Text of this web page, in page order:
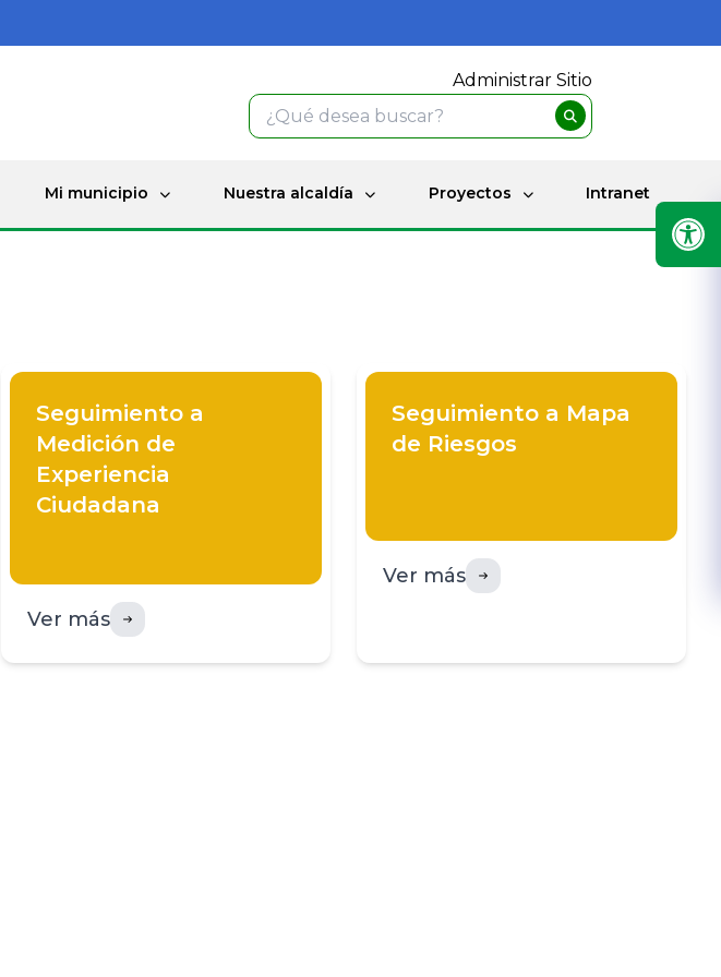
Administrar Sitio
Mi municipio Nuestra alcaldía Proyectos Intranet
Seguimiento a
Medición de
Experiencia
Ciudadana
Ver más
Seguimiento a Mapa
de Riesgos
Ver más